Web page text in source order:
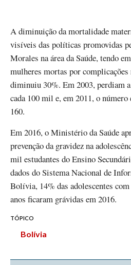
A diminuição da mortalidade
visíveis das políticas promovidas
Morales na área da Saúde, tendo
mulheres mortas por
diminuiu 30%. Em 2003, perdiam
cada 100 mil e, em 2011, o
160.
Em 2016, o Ministério da Saúde
prevenção da gravidez na
mil estudantes do Ensino
dados do Sistema Nacional de
Bolívia, 14% das adolescentes
anos ficaram grávidas em 2016.
TÓPICO
Bolívia